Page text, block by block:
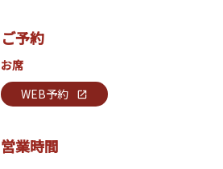
ご予約
お席
WEB予約
open_in_new
営業時間